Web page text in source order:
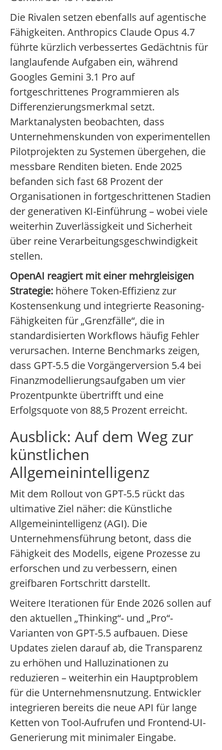
Die Rivalen setzen ebenfalls auf agentische
Fähigkeiten. Anthropics Claude Opus 4.7
führte kürzlich verbessertes Gedächtnis für
langlaufende Aufgaben ein, während
Googles Gemini 3.1 Pro auf
fortgeschrittenes Programmieren als
Differenzierungsmerkmal setzt.
Marktanalysten beobachten, dass
Unternehmenskunden von experimentellen
Pilotprojekten zu Systemen übergehen, die
messbare Renditen bieten. Ende 2025
befanden sich fast 68 Prozent der
Organisationen in fortgeschrittenen Stadien
der generativen KI-Einführung – wobei viele
weiterhin Zuverlässigkeit und Sicherheit
über reine Verarbeitungsgeschwindigkeit
stellen.
OpenAI reagiert mit einer mehrgleisigen
Strategie: höhere Token-Effizienz zur
Kostensenkung und integrierte Reasoning-
Fähigkeiten für „Grenzfälle“, die in
standardisierten Workflows häufig Fehler
verursachen. Interne Benchmarks zeigen,
dass GPT-5.5 die Vorgängerversion 5.4 bei
Finanzmodellierungsaufgaben um vier
Prozentpunkte übertrifft und eine
Erfolgsquote von 88,5 Prozent erreicht.
Ausblick: Auf dem Weg zur
künstlichen
Allgemeinintelligenz
Mit dem Rollout von GPT-5.5 rückt das
ultimative Ziel näher: die Künstliche
Allgemeinintelligenz (AGI). Die
Unternehmensführung betont, dass die
Fähigkeit des Modells, eigene Prozesse zu
erforschen und zu verbessern, einen
greifbaren Fortschritt darstellt.
Weitere Iterationen für Ende 2026 sollen auf
den aktuellen „Thinking“- und „Pro“-
Varianten von GPT-5.5 aufbauen. Diese
Updates zielen darauf ab, die Transparenz
zu erhöhen und Halluzinationen zu
reduzieren – weiterhin ein Hauptproblem
für die Unternehmensnutzung. Entwickler
integrieren bereits die neue API für lange
Ketten von Tool-Aufrufen und Frontend-UI-
Generierung mit minimaler Eingabe.